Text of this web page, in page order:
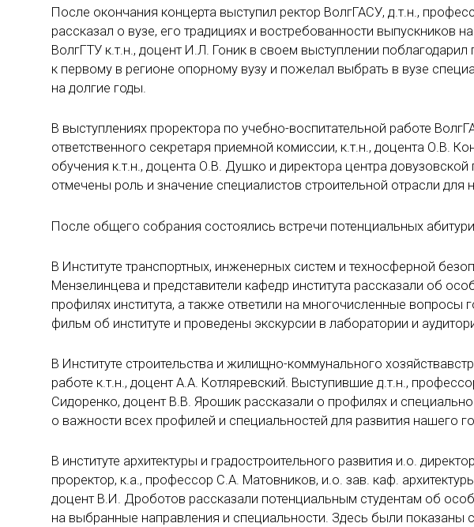
После окончания концерта выступил ректор ВолгГАСУ, д.т.н.,
рассказал о вузе, его традициях и востребованности выпускников
ВолгГТУ к.т.н., доцент И.Л. Гоник в своем выступлении
к первому в регионе опорному вузу и пожелал выбрать в вузе
на долгие годы.
В выступлениях проректора по учебно-воспитательной работе
ответственного секретаря приемной комиссии, к.т.н., доцента О.В.
обучения к.т.н., доцента О.В. Душко и директора центра
отмечены роль и значение специалистов строительной отрасли для
После общего собрания состоялись встречи потенциальных
В Институте транспортных, инженерных систем и техносферной
Мензелинцева и представители кафедр института рассказали об
профилях института, а также ответили на многочисленные вопросы
фильм об институте и проведены экскурсии в лаборатории и
В Институте строительства и жилищно-коммунального
работе к.т.н., доцент А.А. Котляревский. Выступившие д.т.н.,
Сидоренко, доцент В.В. Ярошик рассказали о профилях и
о важности всех профилей и специальностей для развития нашего
В институте архитектуры и градостроительного развития и.о.
проректор, к.а., профессор С.А. Матовников, и.о. зав. каф.
доцент В.И. Дроботов рассказали потенциальным студентам об
на выбранные направления и специальности. Здесь были показаны